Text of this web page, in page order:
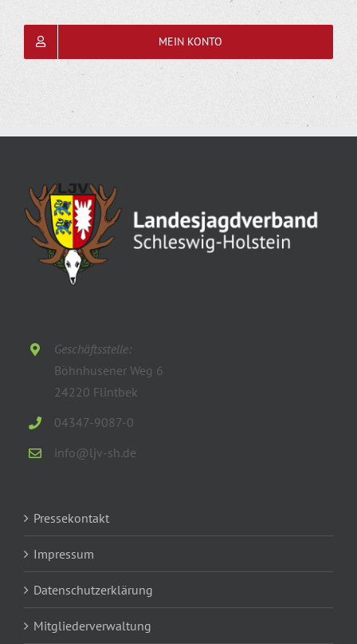
MEIN KONTO
Geschäftsstelle:
Böhnhusener Weg 6
24220 Flintbek
04347-9087-0
info@ljv-sh.de
Pressekontakt
Impressum
Datenschutzerklärung
Mitgliederverwaltung